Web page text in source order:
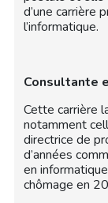
d’une carrière
l’informatique.
Consultante
Cette carrière
notamment
directrice de
d’années
en
chômage en